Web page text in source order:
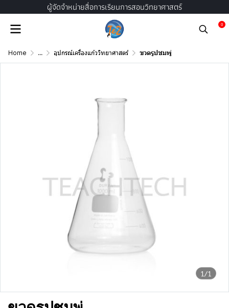
ผู้จัดจำหน่ายสื่อการเรียนการสอนวิทยาศาสตร์
0
Home ... อุปกรณ์เครื่องแก้ววิทยาศาสตร์ ขวดรูปชมพู่
1/1